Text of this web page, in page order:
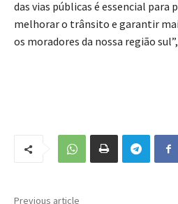
das vias públicas é essencial para
melhorar o trânsito e garantir
os moradores da nossa região
Previous article